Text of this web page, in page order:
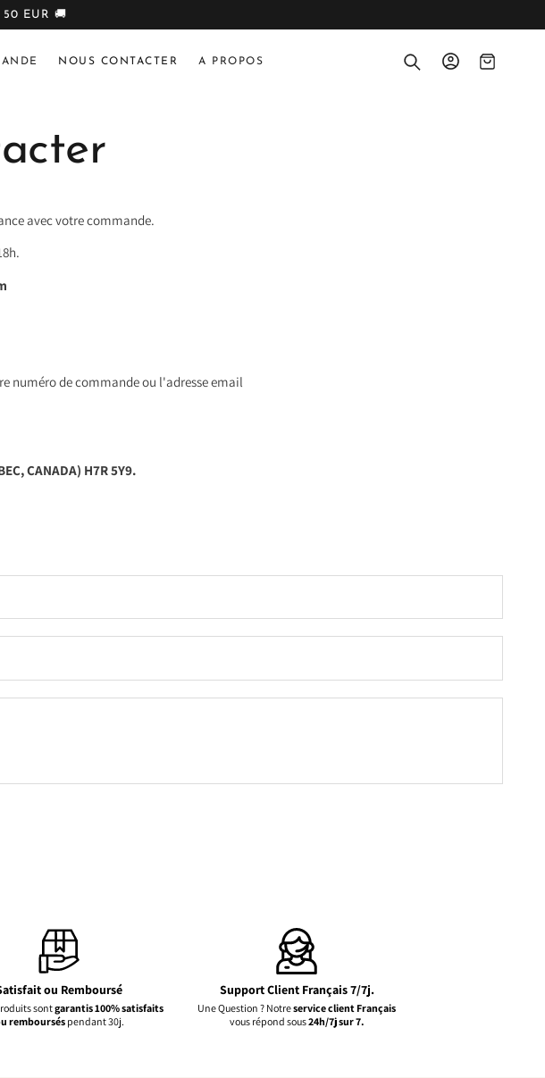
EUR 🚚
NOUS CONTACTER A PROPOS Connexion Panier
avec votre commande.
numéro de commande ou l'adresse email
CANADA) H7R 5Y9.
ou Remboursé
sontgarantis 100% satisfaits
rembourséspendant 30j.
Support Client Français 7/7j.
Une Question ? Notreservice client Français
vous répond sous24h/7j sur 7.